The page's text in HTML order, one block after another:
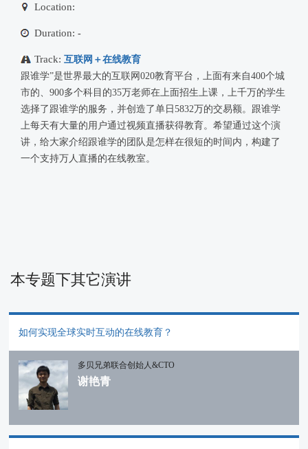
Location:
Duration: -
Track: 互联网＋在线教育
跟谁学”是世界最大的互联网020教育平台，上面有来自400个城
市的、900多个科目的35万老师在上面招生上课，上千万的学生
选择了跟谁学的服务，并创造了单日5832万的交易额。跟谁学
上每天有大量的用户通过视频直播获得教育。希望通过这个演
讲，给大家介绍跟谁学的团队是怎样在很短的时间内，构建了
一个支持万人直播的在线教室。
本专题下其它演讲
如何实现全球实时互动的在线教育？
多贝兄弟联合创始人&CTO
谢艳青